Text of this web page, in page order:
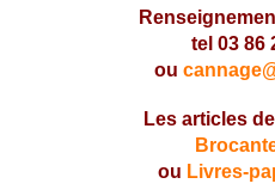
tel 03 86
ou
Les articles
ou Livres-